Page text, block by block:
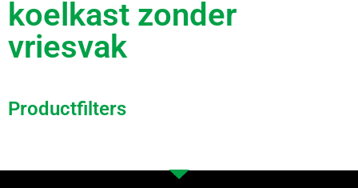
koelkast zonder
vriesvak
Productfilters